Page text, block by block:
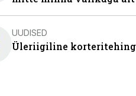
UUDISED
Üleriigiline